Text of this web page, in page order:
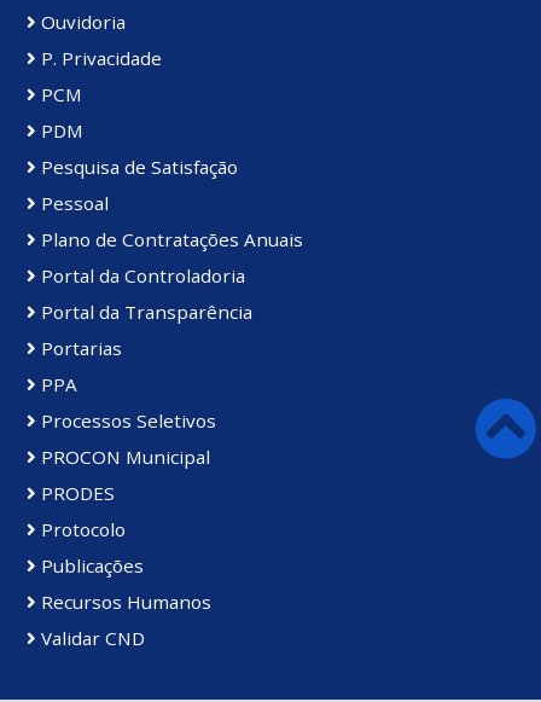
Ouvidoria
P. Privacidade
PCM
PDM
Pesquisa de Satisfação
Pessoal
Plano de Contratações Anuais
Portal da Controladoria
Portal da Transparência
Portarias
PPA
Processos Seletivos
PROCON Municipal
PRODES
Protocolo
Publicações
Recursos Humanos
Validar CND